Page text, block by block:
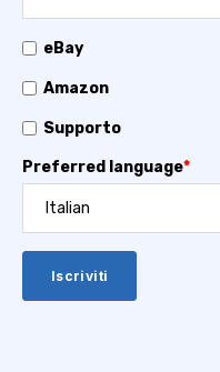
eBay
Amazon
Supporto
Preferred language*